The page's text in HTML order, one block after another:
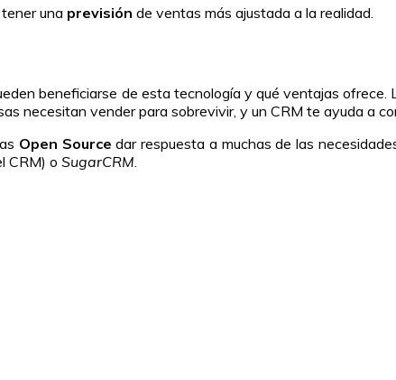
una previsión de ventas más ajustada a la realidad.
beneficiarse de esta tecnología y qué ventajas
necesitan vender para sobrevivir, y un CRM te ayuda a
Open Source dar respuesta a muchas de las
CRM) o SugarCRM.